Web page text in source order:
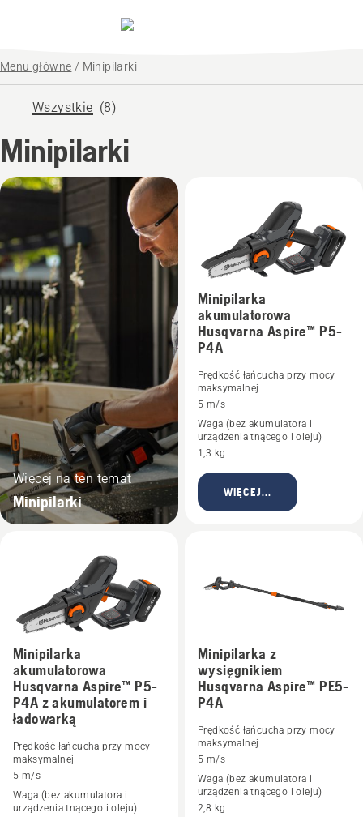
Menu główne / Minipilarki
Wszystkie (8)
Minipilarki
Więcej na ten temat
Minipilarki
Minipilarka
akumulatorowa
Husqvarna Aspire™ P5-
P4A
Prędkość łańcucha przy mocy
maksymalnej
5 m/s
Waga (bez akumulatora i
urządzenia tnącego i oleju)
1,3 kg
WIĘCEJ...
Minipilarka
akumulatorowa
Husqvarna Aspire™ P5-
P4A z akumulatorem i
ładowarką
Prędkość łańcucha przy mocy
maksymalnej
5 m/s
Waga (bez akumulatora i
urządzenia tnącego i oleju)
Minipilarka z
wysięgnikiem
Husqvarna Aspire™ PE5-
P4A
Prędkość łańcucha przy mocy
maksymalnej
5 m/s
Waga (bez akumulatora i
urządzenia tnącego i oleju)
2,8 kg